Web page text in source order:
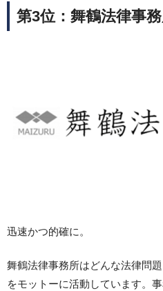
第3位：舞鶴法律事
迅速かつ的確に。
舞鶴法律事務所はどんな法律問
をモットーに活動しています。